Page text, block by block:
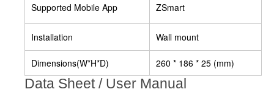
Supported Mobile App ZSmart
Installation Wall mount
Dimensions(W*H*D) 260 * 186 * 25 (mm)
Data Sheet / User Manual